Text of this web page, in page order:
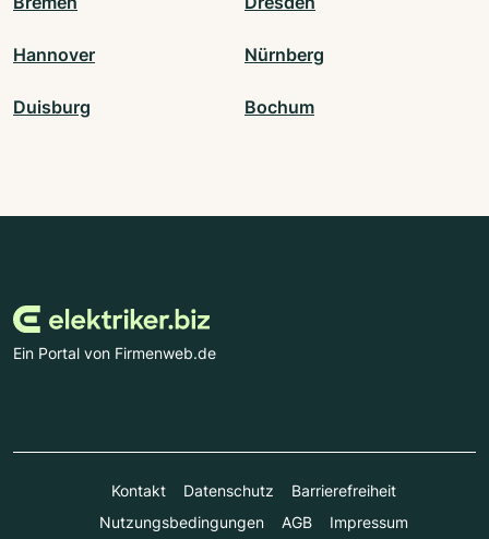
Hannover Nürnberg
Duisburg Bochum
Ein Portal von Firmenweb.de
Kontakt Datenschutz
Barrierefreiheit
Nutzungsbedingungen
AGB Impressum